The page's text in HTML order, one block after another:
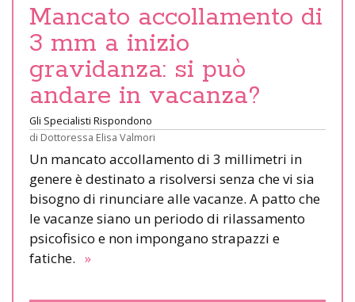
Mancato accollamento di
3 mm a inizio
gravidanza: si può
andare in vacanza?
Gli Specialisti Rispondono
di Dottoressa Elisa Valmori
Un mancato accollamento di 3 millimetri in
genere è destinato a risolversi senza che vi sia
bisogno di rinunciare alle vacanze. A patto che
le vacanze siano un periodo di rilassamento
psicofisico e non impongano strapazzi e
fatiche. »